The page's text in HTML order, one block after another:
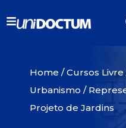
Home /Cursos Livre
Urbanismo /
Projeto de Jardins